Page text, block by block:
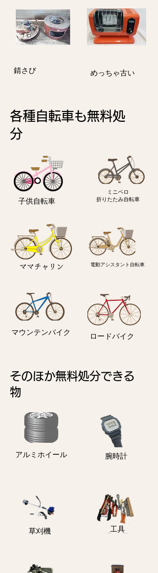
​錆さび ​めっちゃ古い
各種自転車も無料処
分
子供自転車
ミニペロ
​折りたたみ自転車
ママチャリン 電動アシスタント自転車
マウンテンバイク ロードバイク
そのほか無料処分できる
物
アルミホイール ​腕時計
​草刈機 ​工具